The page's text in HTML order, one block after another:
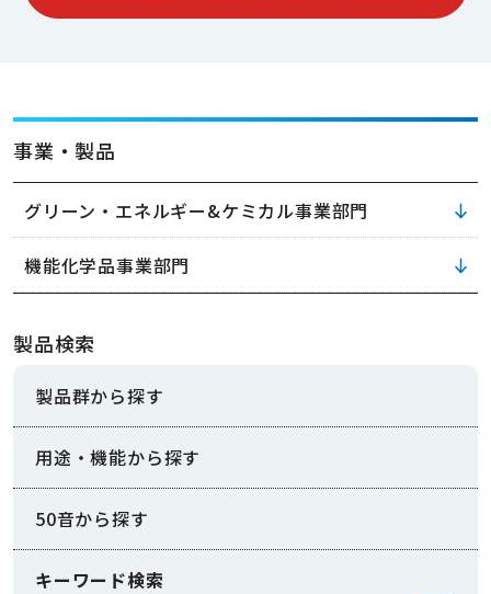
事業・製品
グリーン・エネルギー&ケミカル事業部門
機能化学品事業部門
製品検索
製品群から探す
用途・機能から探す
50音から探す
キーワード検索